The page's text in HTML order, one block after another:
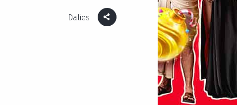
Dalies